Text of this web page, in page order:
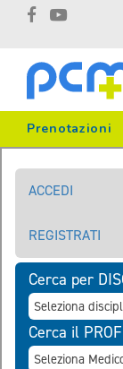
Prenotazioni